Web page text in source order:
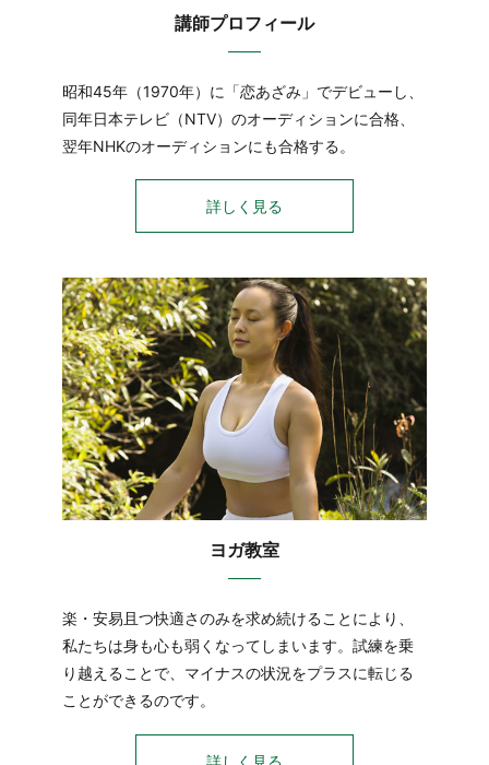
講師プロフィール
昭和45年（1970年）に「恋あざみ」でデビューし、
同年日本テレビ（NTV）のオーディションに合格、
翌年NHKのオーディションにも合格する。
詳しく見る
ヨガ教室
楽・安易且つ快適さのみを求め続けることにより、
私たちは身も心も弱くなってしまいます。試練を乗
り越えることで、マイナスの状況をプラスに転じる
ことができるのです。
詳しく見る